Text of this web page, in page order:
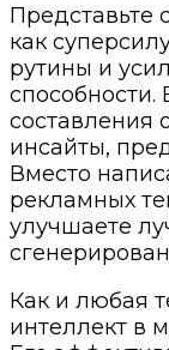
Представьте
как
рутины и
способности.
составления
инсайты,
Вместо
рекламных
улучшаете
Как и любая
интеллект в